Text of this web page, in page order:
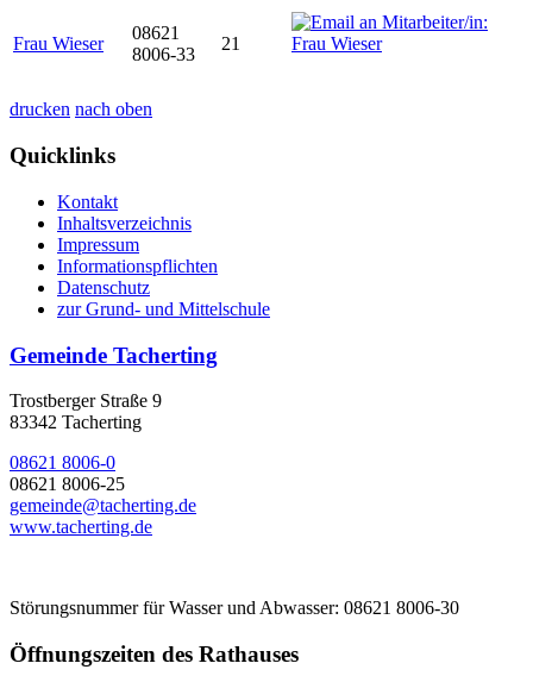
Frau Wieser
08621
8006-33
21
drucken nach oben
Quicklinks
Kontakt
Inhaltsverzeichnis
Impressum
Informationspflichten
Datenschutz
zur Grund- und Mittelschule
Gemeinde Tacherting
Trostberger Straße 9
83342 Tacherting
08621 8006-0
08621 8006-25
gemeinde@tacherting.de
www.tacherting.de
Störungsnummer für Wasser und Abwasser: 08621 8006-30
Öffnungszeiten des Rathauses